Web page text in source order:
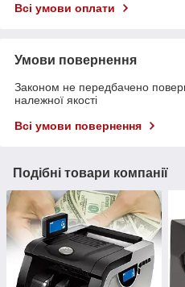
Всі умови оплати
Умови повернення
Законом не передбачено
належної якості
Всі умови повернення
Подібні товари компанії